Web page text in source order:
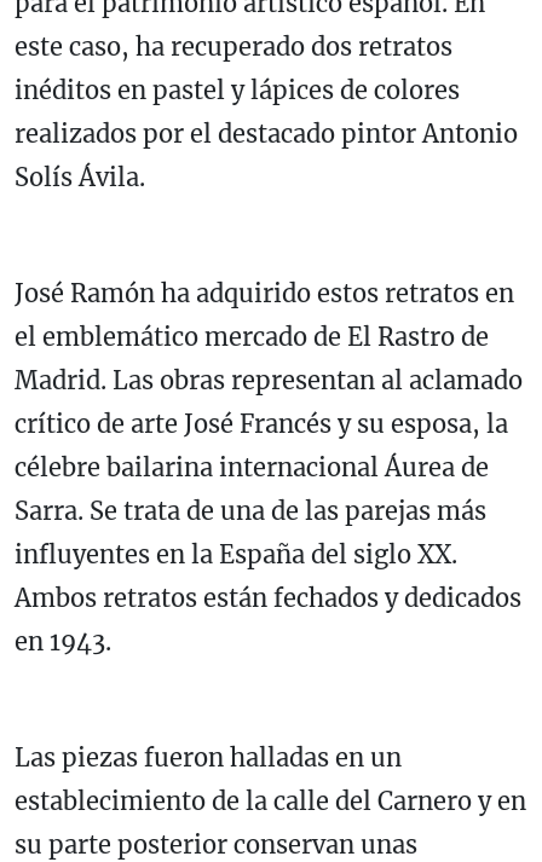
este caso, ha recuperado dos retratos
inéditos en pastel y lápices de colores
realizados por el destacado pintor Antonio
Solís Ávila.
José Ramón ha adquirido estos retratos en
el emblemático mercado de El Rastro de
Madrid. Las obras representan al aclamado
crítico de arte José Francés y su esposa, la
célebre bailarina internacional Áurea de
Sarra. Se trata de una de las parejas más
influyentes en la España del siglo XX.
Ambos retratos están fechados y dedicados
en 1943.
Las piezas fueron halladas en un
establecimiento de la calle del Carnero y en
su parte posterior conservan unas